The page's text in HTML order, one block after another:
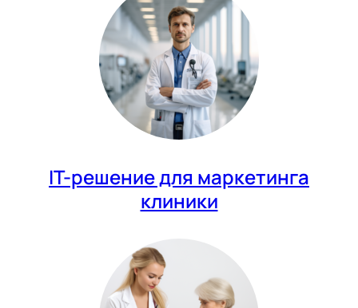
IT-решение для маркетинга
клиники